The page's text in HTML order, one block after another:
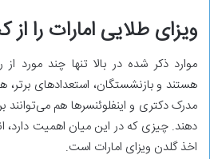
ویزای طلایی امارات را از
موارد ذکر شده در بالا تنها چند مورد
هستند و بازنشستگان، استعدادهای برتر،
مدرک دکتری و اینفلوئنسرها هم
دهند. چیزی که در این میان اهمیت
اخذ گلدن ویزای امارات است.